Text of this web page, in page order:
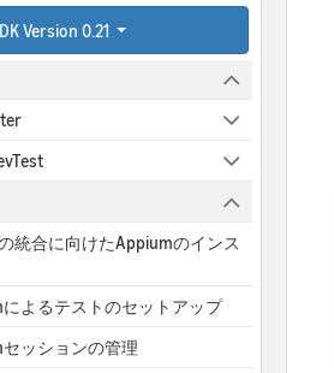
Version 0.21
統合に向けたAppiumのインス
よるテストのセットアップ
ッションの管理